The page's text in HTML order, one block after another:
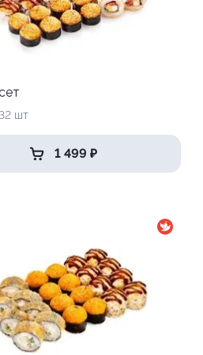
шт
1 499 ₽